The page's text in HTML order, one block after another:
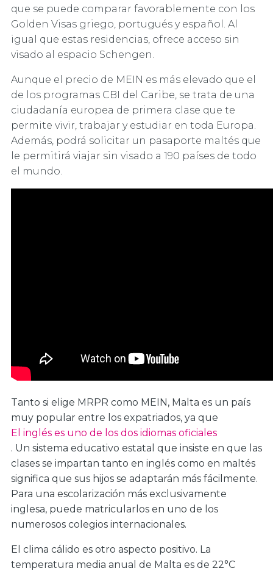
que se puede comparar favorablemente con los
Golden Visas griego, portugués y español. Al
igual que estas residencias, ofrece acceso sin
visado al espacio Schengen.
Aunque el precio de MEIN es más elevado que el
de los programas CBI del Caribe, se trata de una
ciudadanía europea de primera clase que te
permite vivir, trabajar y estudiar en toda Europa.
Además, podrá solicitar un pasaporte maltés que
le permitirá viajar sin visado a 190 países de todo
el mundo.
Tanto si elige MRPR como MEIN, Malta es un país
muy popular entre los expatriados, ya que
El inglés es uno de los dos idiomas oficiales
. Un sistema educativo estatal que insiste en que las
clases se impartan tanto en inglés como en maltés
significa que sus hijos se adaptarán más fácilmente.
Para una escolarización más exclusivamente
inglesa, puede matricularlos en uno de los
numerosos colegios internacionales.
El clima cálido es otro aspecto positivo. La
temperatura media anual de Malta es de 22°C